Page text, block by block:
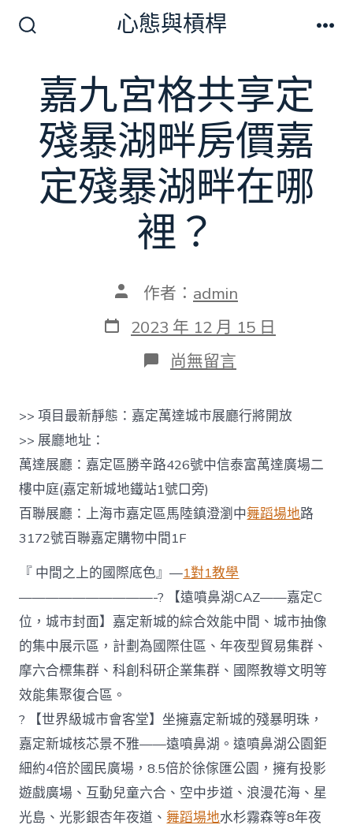
切
換
開
關
心態與槓桿
嘉九宮格共享定
殘暴湖畔房價嘉
定殘暴湖畔在哪
裡？
文
作
者
作者： admin
發
表
2023 年 12 月 15 日
在
〈嘉
宮
格
享
定
殘
暴
湖
畔
房
價
嘉
定
殘
暴
湖
畔
在
裡？〉
中
尚無留言
>> 項目最新靜態：嘉定萬達城市展廳行將開放
>> 展廳地址：
萬達展廳：嘉定區勝辛路426號中信泰富萬達廣場二
樓中庭(嘉定新城地鐵站1號口旁)
百聯展廳：上海市嘉定區馬陸鎮澄瀏中舞蹈場地路
3172號百聯嘉定購物中間1F
『 中間之上的國際底色』—1對1教學
——————————-? 【遠噴鼻湖CAZ——嘉定C
位，城市封面】嘉定新城的綜合效能中間、城市抽像
的集中展示區，計劃為國際住區、年夜型貿易集群、
摩六合標集群、科創科研企業集群、國際教導文明等
效能集聚復合區。
? 【世界級城市會客堂】坐擁嘉定新城的殘暴明珠，
嘉定新城核芯景不雅——遠噴鼻湖。遠噴鼻湖公園鉅
細約4倍於國民廣場，8.5倍於徐傢匯公園，擁有投影
遊戲廣場、互動兒童六合、空中步道、浪漫花海、星
光島、光影銀杏年夜道、舞蹈場地水杉霧森等8年夜